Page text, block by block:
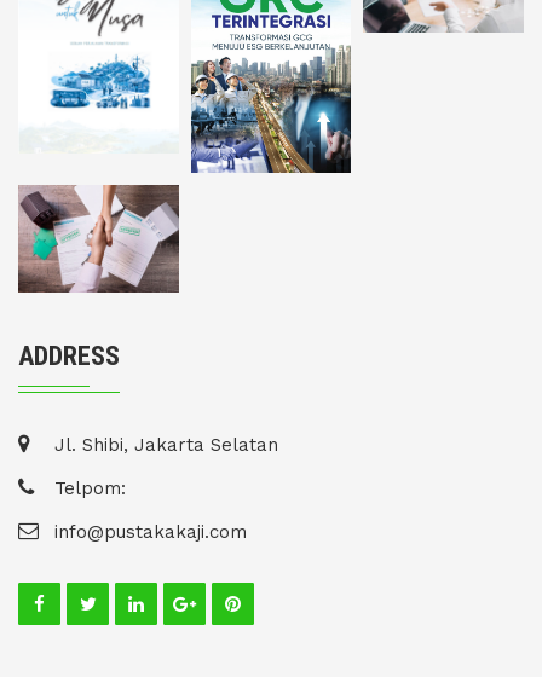
ADDRESS
Jl. Shibi, Jakarta Selatan
Telpom:
info@pustakakaji.com